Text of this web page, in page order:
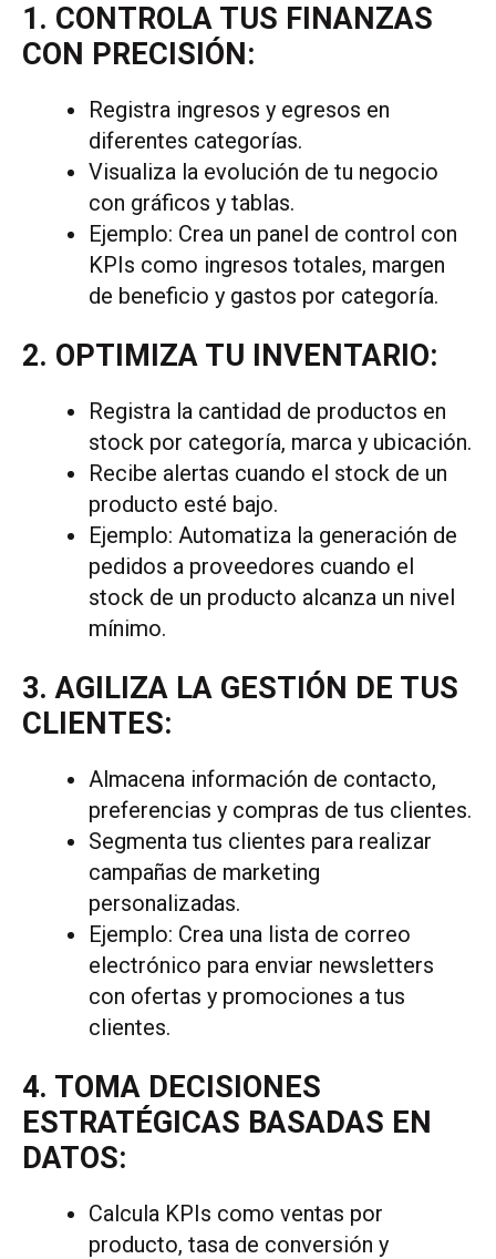
1. CONTROLA TUS FINANZAS
CON PRECISIÓN:
Registra ingresos y egresos en
diferentes categorías.
Visualiza la evolución de tu negocio
con gráficos y tablas.
Ejemplo: Crea un panel de control con
KPIs como ingresos totales, margen
de beneficio y gastos por categoría.
2. OPTIMIZA TU INVENTARIO:
Registra la cantidad de productos en
stock por categoría, marca y ubicación.
Recibe alertas cuando el stock de un
producto esté bajo.
Ejemplo: Automatiza la generación de
pedidos a proveedores cuando el
stock de un producto alcanza un nivel
mínimo.
3. AGILIZA LA GESTIÓN DE TUS
CLIENTES:
Almacena información de contacto,
preferencias y compras de tus clientes.
Segmenta tus clientes para realizar
campañas de marketing
personalizadas.
Ejemplo: Crea una lista de correo
electrónico para enviar newsletters
con ofertas y promociones a tus
clientes.
4. TOMA DECISIONES
ESTRATÉGICAS BASADAS EN
DATOS:
Calcula KPIs como ventas por
producto, tasa de conversión y